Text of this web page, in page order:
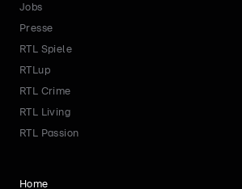
Jobs
Presse
RTL Spiele
RTLup
RTL Crime
RTL Living
RTL Passion
Home